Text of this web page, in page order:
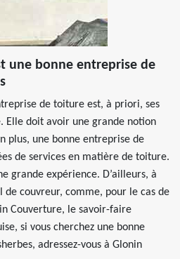
une bonne entreprise de
de toiture est, à priori, ses
Elle doit avoir une grande notion
plus, une bonne entreprise de
de services en matière de toiture.
grande expérience. D’ailleurs, à
couvreur, comme, pour le cas de
Couverture, le savoir-faire
si vous cherchez une bonne
adressez-vous à Glonin